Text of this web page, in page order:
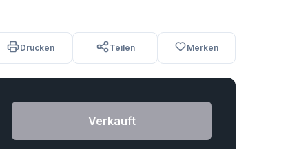
Drucken Teilen Merken
Verkauft